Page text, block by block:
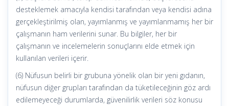
desteklemek amacıyla kendisi tarafından veya kendisi adına
gerçekleştirilmiş olan, yayımlanmış ve yayımlanmamış her bir
çalışmanın ham verilerini sunar. Bu bilgiler, her bir
çalışmanın ve incelemelerin sonuçlarını elde etmek için
kullanılan verileri içerir.
(6) Nüfusun belirli bir grubuna yönelik olan bir yeni gıdanın,
nüfusun diğer grupları tarafından da tüketileceğinin göz ardı
edilemeyeceği durumlarda, güvenilirlik verileri söz konusu